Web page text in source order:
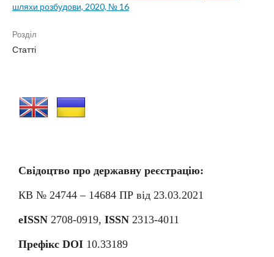
шляхи розбудови, 2020, № 16
Розділ
Статті
Свідоцтво про державну реєстрацію:
КВ № 24744 – 14684 ПР від 23.03.2021
eISSN 2708-0919, ISSN 2313-4011
Префікс DOI 10.33189